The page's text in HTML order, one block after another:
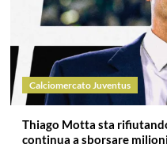
Calciomercato Juventus
Thiago Motta sta
continua a sborsare